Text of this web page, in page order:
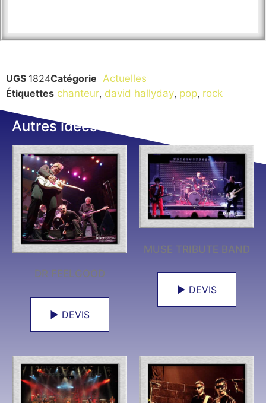
UGS 1824Catégorie Actuelles
Étiquettes chanteur, david hallyday, pop, rock
Autres idées
DR FEELGOOD
► DEVIS
MUSE TRIBUTE BAND
► DEVIS